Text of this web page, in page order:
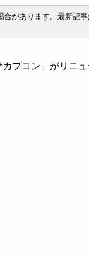
があります。最新記
プコン」がリニ